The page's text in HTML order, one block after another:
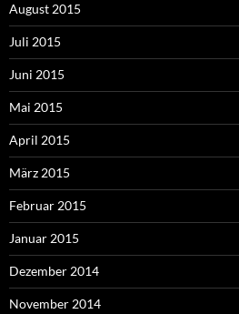
August 2015
Juli 2015
Juni 2015
Mai 2015
April 2015
März 2015
Februar 2015
Januar 2015
Dezember 2014
November 2014